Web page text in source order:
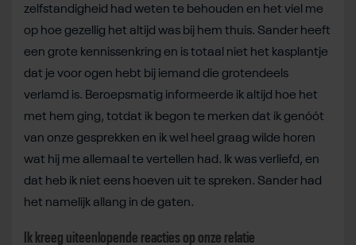
zelfstandigheid had weten te behouden en het viel me
op hoe gezellig het altijd was bij hem thuis. Sander heeft
een grote kennissenkring en is totaal niet het kasplantje
dat je voor ogen hebt bij iemand die grotendeels
verlamd is. Beroepsmatig informeerde ik altijd hoe het
met hem ging, totdat ik begon te merken dat ik genóót
van onze gesprekken en ik wel heel graag wilde horen
wat hij me allemaal te vertellen had. Ik was verliefd, en
dat heb ik niet eens hoeven uit te spreken. Sander had
het namelijk allang in de gaten.
Ik kreeg uiteenlopende reacties op onze relatie